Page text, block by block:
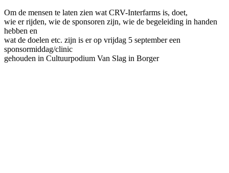
Om de mensen te laten zien wat CRV-Interfarms is, doet,
wie er rijden, wie de sponsoren zijn, wie de begeleiding in handen
hebben en
wat de doelen etc. zijn is er op vrijdag 5 september een
sponsormiddag/clinic
gehouden in Cultuurpodium Van Slag in Borger